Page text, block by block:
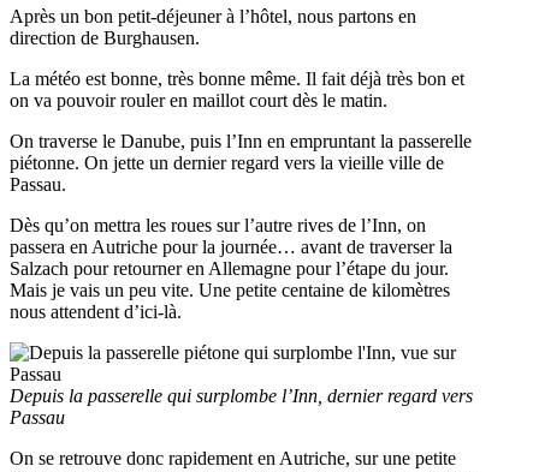
Après un bon petit-déjeuner à l’hôtel, nous partons en
direction de Burghausen.
La météo est bonne, très bonne même. Il fait déjà très bon et
on va pouvoir rouler en maillot court dès le matin.
On traverse le Danube, puis l’Inn en empruntant la passerelle
piétonne. On jette un dernier regard vers la vieille ville de
Passau.
Dès qu’on mettra les roues sur l’autre rives de l’Inn, on
passera en Autriche pour la journée… avant de traverser la
Salzach pour retourner en Allemagne pour l’étape du jour.
Mais je vais un peu vite. Une petite centaine de kilomètres
nous attendent d’ici-là.
Depuis la passerelle qui surplombe l’Inn, dernier regard vers
Passau
On se retrouve donc rapidement en Autriche, sur une petite